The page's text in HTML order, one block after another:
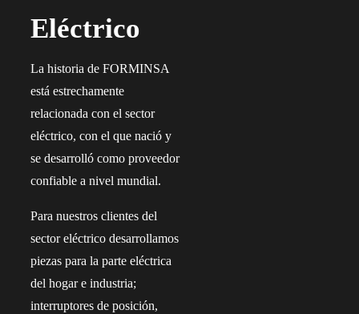
Eléctrico
La historia de FORMINSA
está estrechamente
relacionada con el sector
eléctrico, con el que nació y
se desarrolló como proveedor
confiable a nivel mundial.
Para nuestros clientes del
sector eléctrico desarrollamos
piezas para la parte eléctrica
del hogar e industria;
interruptores de posición,